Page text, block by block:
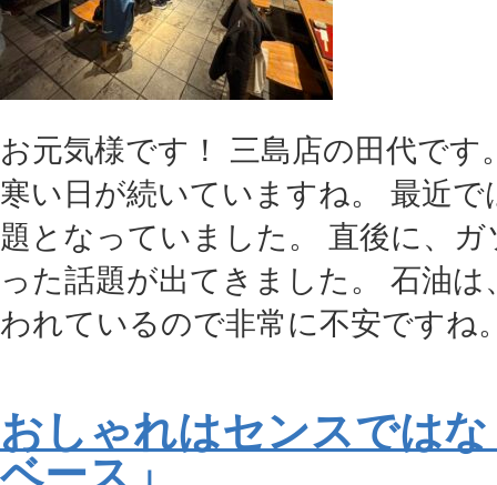
お元気様です！ 三島店の田代です
寒い日が続いていますね。 最近で
題となっていました。 直後に、
った話題が出てきました。 石油は
われているので非常に不安ですね
おしゃれはセンスでは
ベース」